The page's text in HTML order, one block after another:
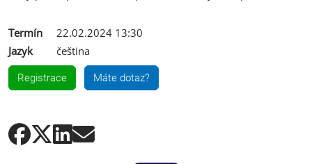
Termín
22.02.2024 13:30
Jazyk
čeština
Registrace Máte dotaz?